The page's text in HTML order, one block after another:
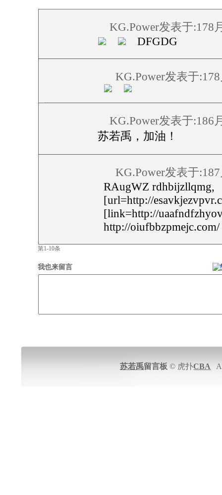
KG.Power发表于:178
DFGDG
KG.Power发表于
KG.Power发表于:186
苏若禹，加油！
KG.Power发表于
RAugWZ rdhbijzllqmg,
[url=http://
[link=http://
http://oiufbbzpmejc.com/
第1-10条
我也来留言
苏若禹留言板 © 虎扑CBA